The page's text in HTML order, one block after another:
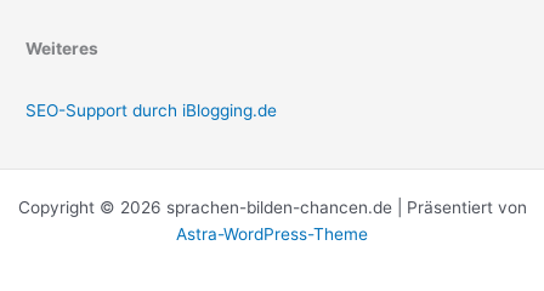
Weiteres
SEO-Support durch iBlogging.de
Copyright © 2026 sprachen-bilden-chancen.de | Präsentiert von
Astra-WordPress-Theme